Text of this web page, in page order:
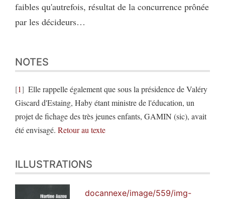
faibles qu'autrefois, résultat de la concurrence prônée
par les décideurs…
NOTES
1
Elle rappelle également que sous la présidence de Valéry
Giscard d'Estaing, Haby étant ministre de l'éducation, un
projet de fichage des très jeunes enfants, GAMIN (sic), avait
été envisagé. Retour au texte
ILLUSTRATIONS
docannexe/image/559/img-